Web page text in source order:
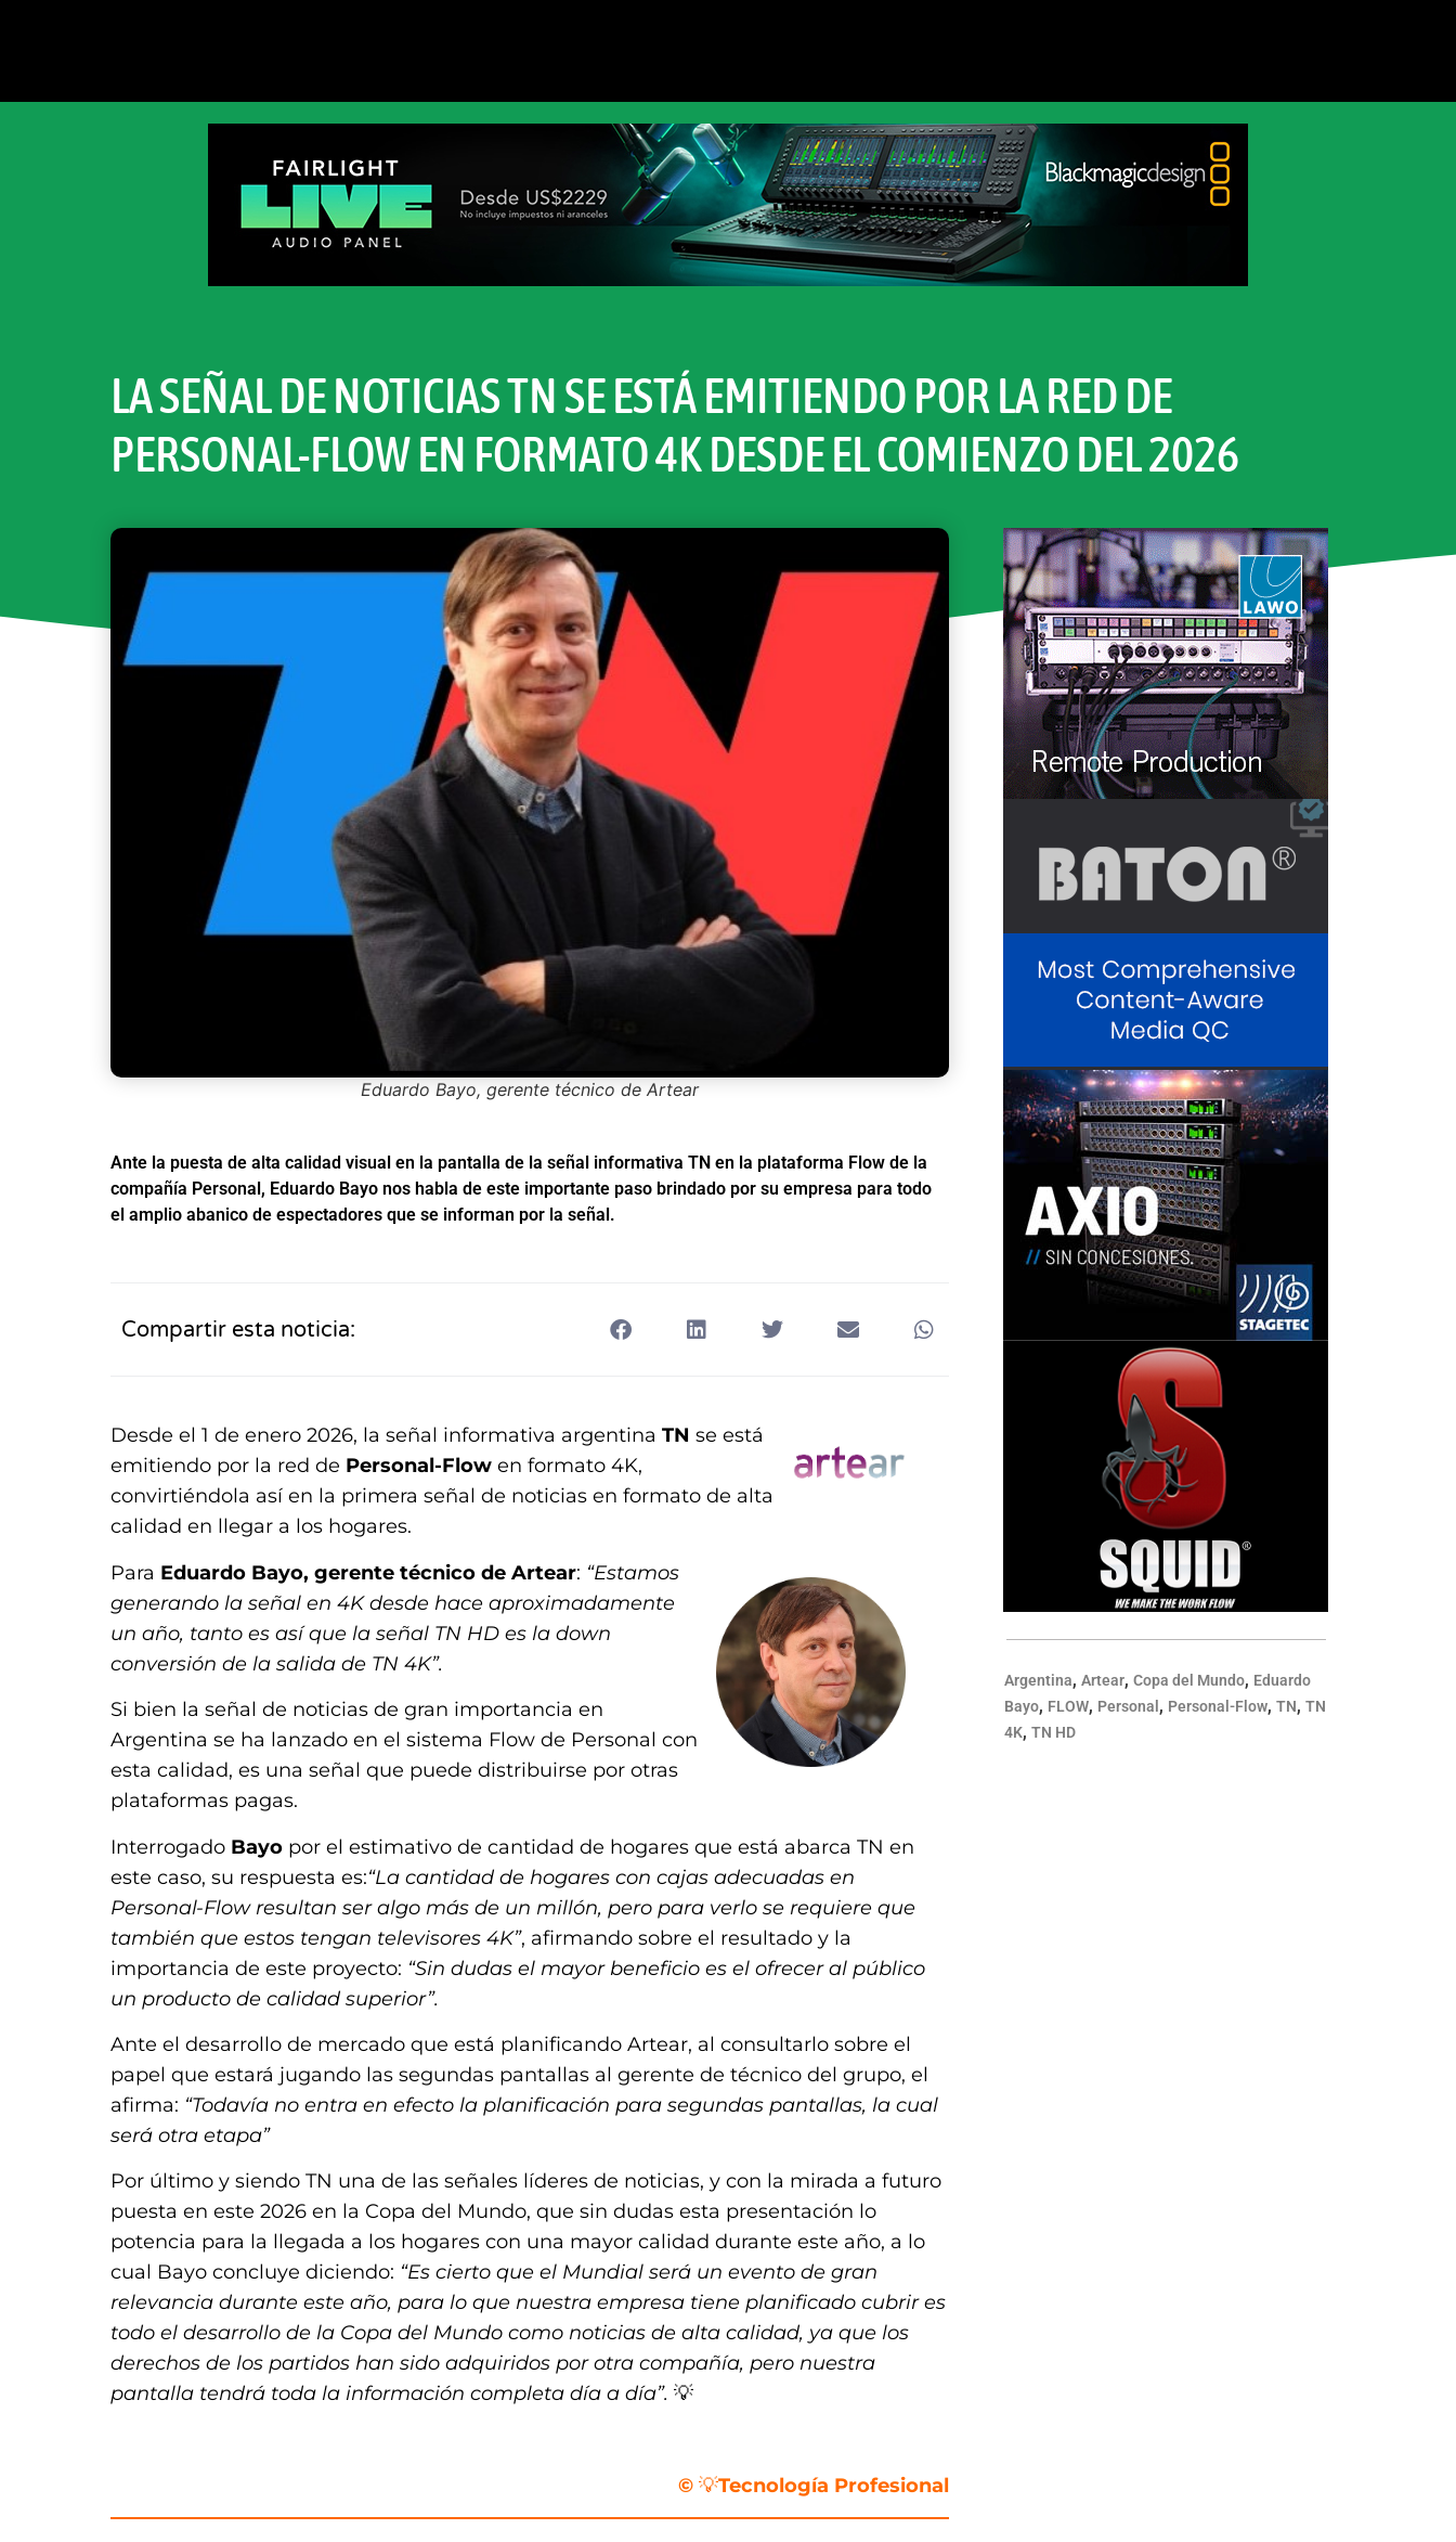
LA SEÑAL DE NOTICIAS TN SE ESTÁ EMITIENDO POR LA RED DE
PERSONAL-FLOW EN FORMATO 4K DESDE EL COMIENZO DEL 2026
Eduardo Bayo, gerente técnico de Artear
Ante la puesta de alta calidad visual en la pantalla de la señal informativa TN en la plataforma Flow de la
compañía Personal, Eduardo Bayo nos habla de este importante paso brindado por su empresa para todo
el amplio abanico de espectadores que se informan por la señal.
Compartir esta noticia:
Desde el 1 de enero 2026, la señal informativa argentina TN se está
emitiendo por la red de Personal-Flow en formato 4K,
convirtiéndola así en la primera señal de noticias en formato de alta
calidad en llegar a los hogares.
Para Eduardo Bayo, gerente técnico de Artear: “Estamos
generando la señal en 4K desde hace aproximadamente
un año, tanto es así que la señal TN HD es la down
conversión de la salida de TN 4K”.
Si bien la señal de noticias de gran importancia en
Argentina se ha lanzado en el sistema Flow de Personal con
esta calidad, es una señal que puede distribuirse por otras
plataformas pagas.
Interrogado Bayo por el estimativo de cantidad de hogares que está abarca TN en
este caso, su respuesta es:“La cantidad de hogares con cajas adecuadas en
Personal-Flow resultan ser algo más de un millón, pero para verlo se requiere que
también que estos tengan televisores 4K”, afirmando sobre el resultado y la
importancia de este proyecto: “Sin dudas el mayor beneficio es el ofrecer al público
un producto de calidad superior”.
Ante el desarrollo de mercado que está planificando Artear, al consultarlo sobre el
papel que estará jugando las segundas pantallas al gerente de técnico del grupo, el
afirma: “Todavía no entra en efecto la planificación para segundas pantallas, la cual
será otra etapa”
Por último y siendo TN una de las señales líderes de noticias, y con la mirada a futuro
puesta en este 2026 en la Copa del Mundo, que sin dudas esta presentación lo
potencia para la llegada a los hogares con una mayor calidad durante este año, a lo
cual Bayo concluye diciendo: “Es cierto que el Mundial será un evento de gran
relevancia durante este año, para lo que nuestra empresa tiene planificado cubrir es
todo el desarrollo de la Copa del Mundo como noticias de alta calidad, ya que los
derechos de los partidos han sido adquiridos por otra compañía, pero nuestra
pantalla tendrá toda la información completa día a día”. 💡
©💡Tecnología Profesional
Argentina,Artear,Copa del Mundo, Eduardo
Bayo, FLOW, Personal , Personal-Flow,TN,TN
4K,TN HD